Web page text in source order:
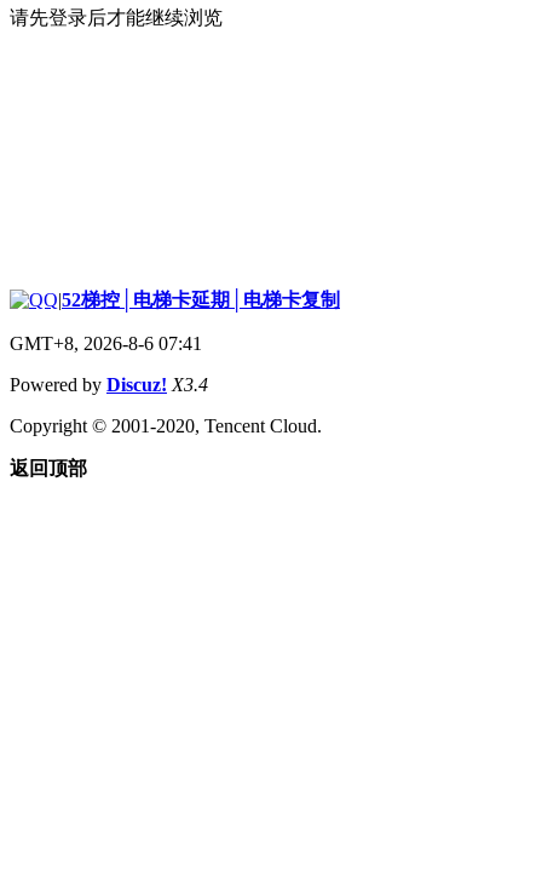
请先登录后才能继续浏览
|52梯控│电梯卡延期│电梯卡复制
GMT+8, 2026-8-6 07:41
Powered by Discuz! X3.4
Copyright © 2001-2020, Tencent Cloud.
返回顶部